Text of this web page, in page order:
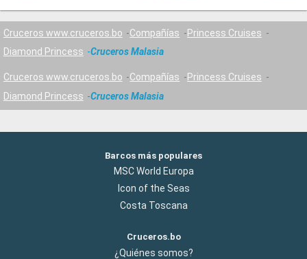
Cruceros www.cruceros.bo Compañías
Princess Cruises
Diamond Princess
Cruceros Malasia
Cruceros www.cruceros.bo Compañías
Princess Cruises
Diamond Princess
Cruceros Malasia
Barcos más populares
MSC World Europa
Icon of the Seas
Costa Toscana
Cruceros.bo
¿Quiénes somos?